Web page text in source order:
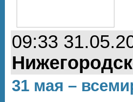
09:33
31 мая –